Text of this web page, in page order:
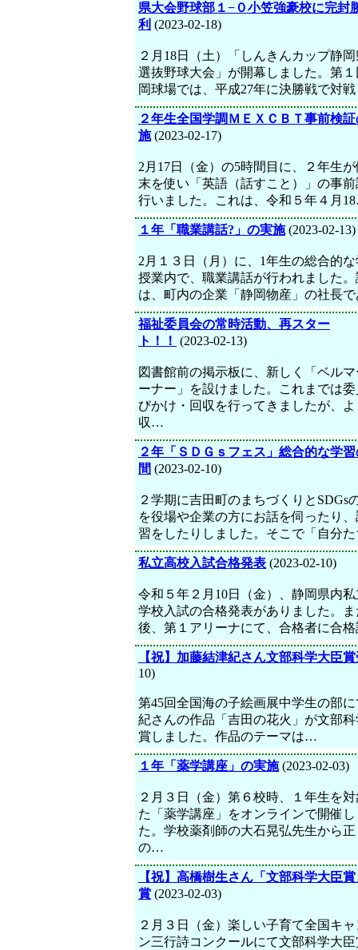
県大会野球部１−０小笠強豪校に完封
利 (2023-02-18)
２月18日（土）「しんきんカップ静
選抜野球大会」が開幕しました。第
岡球場では、平成27年に決勝戦で対
２年生全国学調ＭＥＸＣＢＴ事前検
施(2023-02-17)
2月17日（金）の5時間目に、２年生
末を使い「英語（話すこと）」の事
行いました。これは、令和５年４月
１年「職業講話?」の実施(2023-02-13)
2月１３日（月）に、1年生の総合的
授業内で、職業講話が行われました
は、町内の企業「静岡物産」の社長
福祉委員会の常時活動、再スター
ト！！ (2023-02-13)
図書館前の掲示板に、新しく「ベル
ーナー」を設けました。これまでは
びかけ・回収を行ってきましたが、
収…
２年「ＳＤＧｓフェス」総合的な学
間 (2023-02-10)
２学期に吉田町のまちづくりとSDGs
を役場や企業の方にお話を伺ったり
習をしたりしました。そこで「自分
私立高校入試合格発表 (2023-02-10)
令和５年２月10日（金）、静岡県内
学校入試の合格発表がありました。
後、第１アリーナにて、合格者に合
【祝】加藤結津紀さん文部科学大臣
10)
第45回全国海の子絵画展中学生の部
紀さんの作品「吉田の花火」が文部
賞しました。作品のテーマは…
１年「薬学講座」の実施(2023-02-03)
２月３日（金）第６校時、１年生を
た「薬学講座」をオンラインで開催
た。学校薬剤師の大石晃弘先生から
の…
【祝】高橋樹生さん「文部科学大臣
賞 (2023-02-03)
２月３日（金）楽しい子育て全国キ
ン三行詩コンクールにて文部科学大